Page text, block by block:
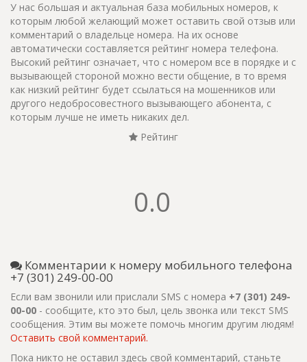
У нас большая и актуальная база мобильных номеров, к
которым любой желающий может оставить свой отзыв или
комментарий о владельце номера. На их основе
автоматически составляется рейтинг номера телефона.
Высокий рейтинг означает, что с номером все в порядке и с
вызывающей стороной можно вести общение, в то время
как низкий рейтинг будет ссылаться на мошенников или
другого недобросовестного вызывающего абонента, с
которым лучше не иметь никаких дел.
Рейтинг
0.0
Комментарии к номеру мобильного телефона
+7 (301) 249-00-00
Если вам звонили или прислали SMS с номера +7 (301) 249-
00-00 - сообщите, кто это был, цель звонка или текст SMS
сообщения. Этим вы можете помочь многим другим людям!
Оставить свой комментарий.
Пока никто не оставил здесь свой комментарий, станьте